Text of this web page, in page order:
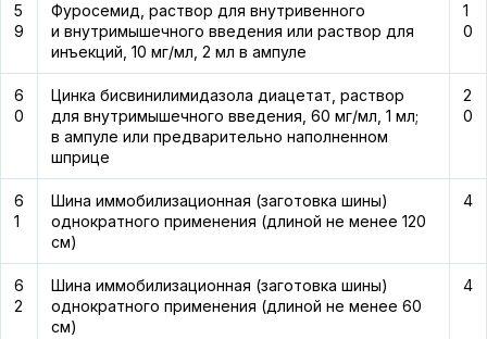
5
9
Фуросемид, раствор для внутривенного
и внутримышечного введения или раствор для
инъекций, 10 мг/мл, 2 мл в ампуле
1
0
6
0
Цинка бисвинилимидазола диацетат, раствор
для внутримышечного введения, 60 мг/мл, 1 мл;
в ампуле или предварительно наполненном
шприце
2
0
6
1
Шина иммобилизационная (заготовка шины)
однократного применения (длиной не менее 120
см)
4
6
2
Шина иммобилизационная (заготовка шины)
однократного применения (длиной не менее 60
см)
4